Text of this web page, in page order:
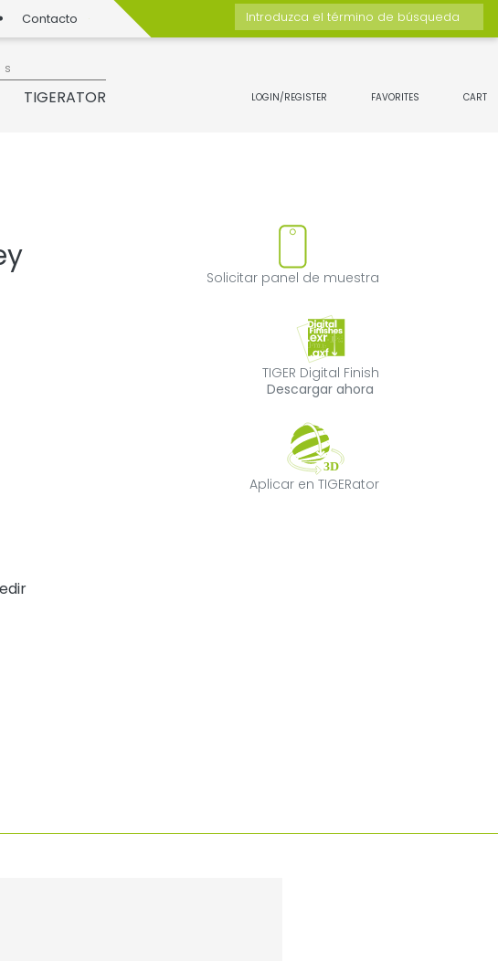
Contacto
Introduzca el término de búsqueda
TIGERATOR LOGIN/REGISTER FAVORITES CART
o quitar el producto de
Solicitar panel de muestra
TIGER Digital Finish
Descargar ahora
Aplicar en TIGERator